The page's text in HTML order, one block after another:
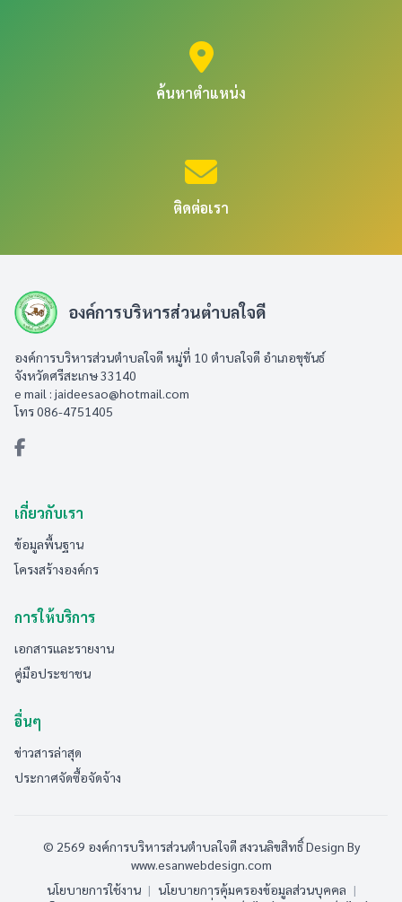
ค้นหาตำแหน่ง
ติดต่อเรา
องค์การบริหารส่วนตำบลใจดี
องค์การบริหารส่วนตำบลใจดี หมู่ที่ 10 ตำบลใจดี อำเภอขุขันธ์
จังหวัดศรีสะเกษ 33140
e mail : jaideesao@hotmail.com
โทร 086-4751405
เกี่ยวกับเรา
ข้อมูลพื้นฐาน
โครงสร้างองค์กร
การให้บริการ
เอกสารและรายงาน
คู่มือประชาชน
อื่นๆ
ข่าวสารล่าสุด
ประกาศจัดซื้อจัดจ้าง
© 2569 องค์การบริหารส่วนตำบลใจดี สงวนลิขสิทธิ์Design By
www.esanwebdesign.com
นโยบายการใช้งาน | นโยบายการคุ้มครองข้อมูลส่วนบุคคล |